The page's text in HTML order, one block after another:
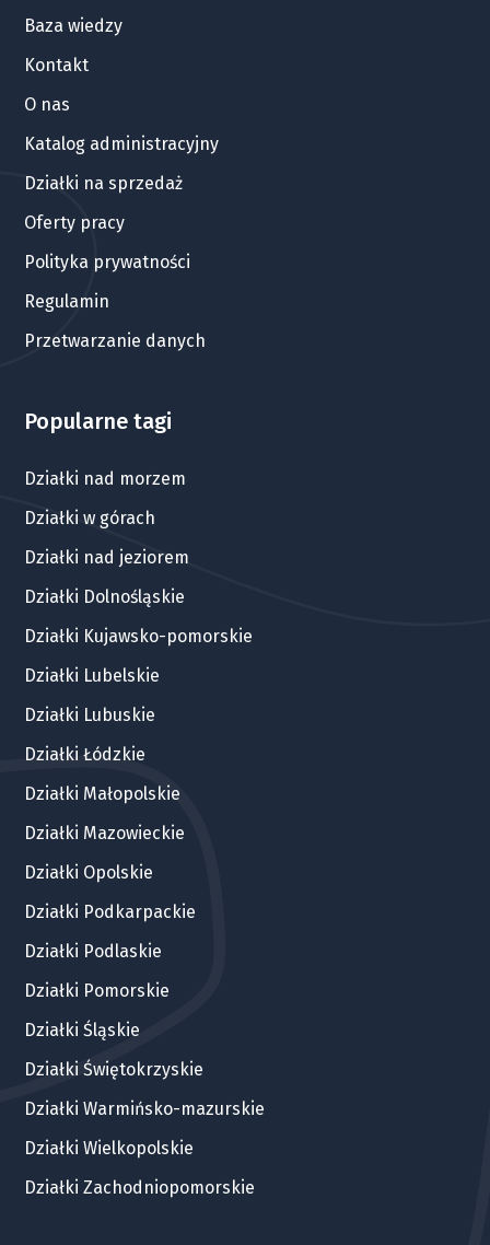
Baza wiedzy
Kontakt
O nas
Katalog administracyjny
Działki na sprzedaż
Oferty pracy
Polityka prywatności
Regulamin
Przetwarzanie danych
Popularne tagi
Działki nad morzem
Działki w górach
Działki nad jeziorem
Działki Dolnośląskie
Działki Kujawsko-pomorskie
Działki Lubelskie
Działki Lubuskie
Działki Łódzkie
Działki Małopolskie
Działki Mazowieckie
Działki Opolskie
Działki Podkarpackie
Działki Podlaskie
Działki Pomorskie
Działki Śląskie
Działki Świętokrzyskie
Działki Warmińsko-mazurskie
Działki Wielkopolskie
Działki Zachodniopomorskie